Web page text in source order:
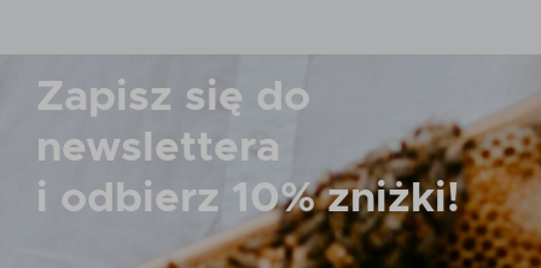
Zapisz się do
newslettera
i odbierz 10% zniżki!